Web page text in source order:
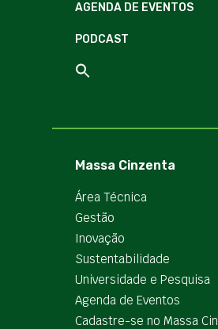
AGENDA DE EVENTOS
PODCAST
Massa Cinzenta
Área Técnica
Gestão
Inovação
Sustentabilidade
Universidade e Pesquisa
Agenda de Eventos
Cadastre-se no Massa